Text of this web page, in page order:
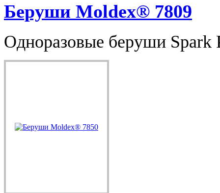
Беруши Moldex® 7809
Одноразовые беруши Spark